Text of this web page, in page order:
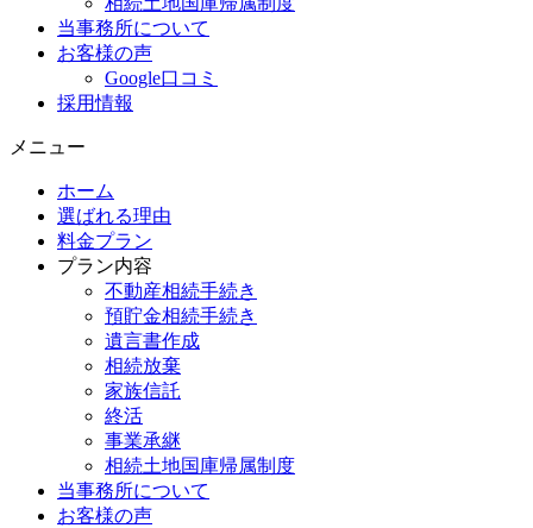
当事務所について
お客様の声
Google口コミ
採用情報
メニュー
ホーム
選ばれる理由
料金プラン
プラン内容
不動産相続手続き
預貯金相続手続き
遺言書作成
相続放棄
家族信託
終活
事業承継
相続土地国庫帰属制度
当事務所について
お客様の声